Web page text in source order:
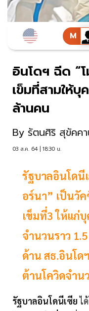
อินโดฯ ฉีด “
เข็มที่สามให้
ล้านคน
By รัตนศิริ สุขัคค
03 ส.ค. 64 | 18:30 น.
รัฐบาลอินโดนี
อร์นา” เป็นวั
เข็มที่3 ให้แก่
จำนวนราว
ด้าน สธ.อินโด
ต้านโควิดจำน
รัฐบาลอินโดนีเซียไ